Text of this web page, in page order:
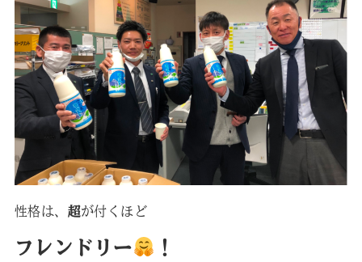
性格は、 超が付くほど
フレンドリー ！